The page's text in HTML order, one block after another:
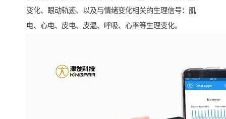
变化、眼动轨迹、以及与情绪变化相关的生理信号：肌
电、心电、皮电、皮温、呼吸、心率等生理变化。